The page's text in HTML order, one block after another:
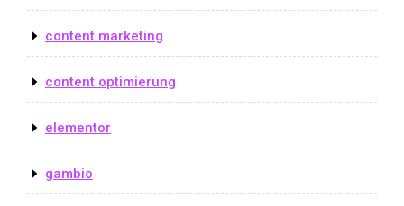
content marketing
content optimierung
elementor
gambio